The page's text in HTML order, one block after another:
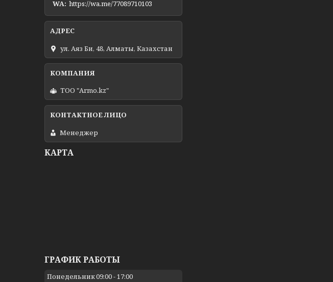
WA https://wa.me/77089710103
ул. Аяз Би, 48, Алматы, Казахстан
ТОО "Armo.kz"
Менеджер
КАРТА
ГРАФИК РАБОТЫ
Понедельник09:00 17:00